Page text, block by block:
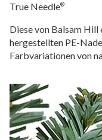
True Needle®
Diese von Balsam
hergestellten PE-
Farbvariationen von